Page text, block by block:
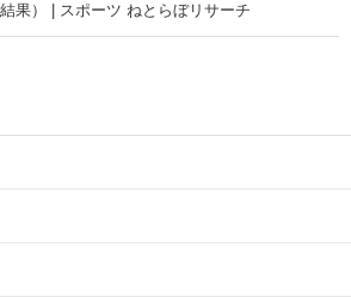
果） | スポーツ ねとらぼリサーチ